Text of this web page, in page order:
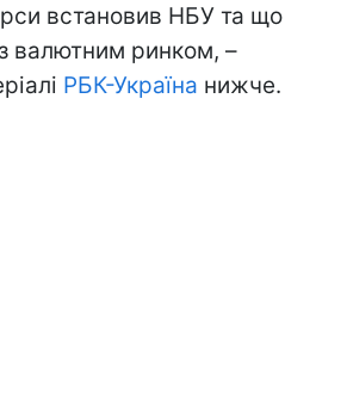
встановив НБУ та що
валютним ринком, –
РБК-Україна нижче.